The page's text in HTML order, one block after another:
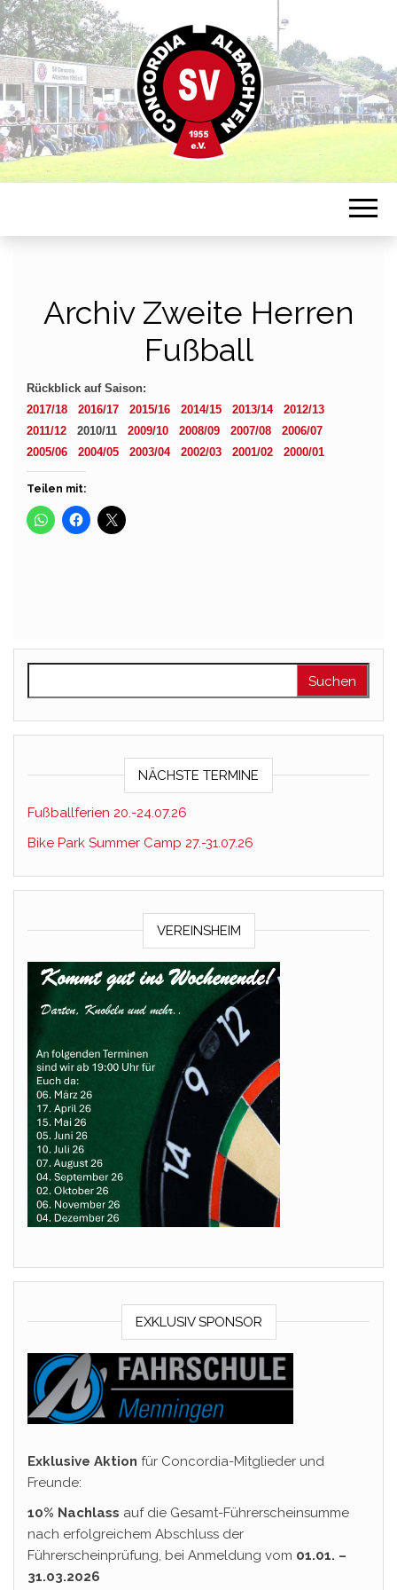
CONCORDIA
ALBACHTEN
Sportverein in Münster-Albachten
Archiv Zweite Herren
Fußball
Rückblick auf Saison:
2017/18
2016/17 2015/16 2014/15 2013/14
2012/13
2011/12
2010/11 2009/10 2008/09 2007/08
2006/07
2005/06
2004/05 2003/04 2002/03 2001/02 2000/01
Teilen mit:
NÄCHSTE TERMINE
Fußballferien 20.-24.07.26
Bike Park Summer Camp 27.-31.07.26
VEREINSHEIM
EXKLUSIV SPONSOR
Exklusive Aktion für Concordia-Mitglieder und
Freunde:
10% Nachlass auf die Gesamt-Führerscheinsumme
nach erfolgreichem Abschluss der
Führerscheinprüfung, bei Anmeldung vom 01.01. –
31.03.2026